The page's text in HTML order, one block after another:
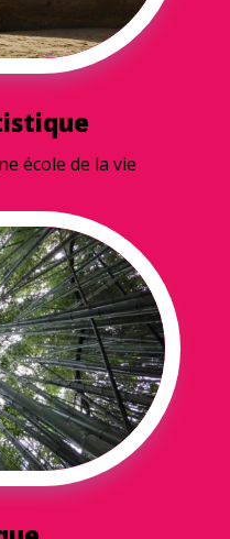
ne école de la vie